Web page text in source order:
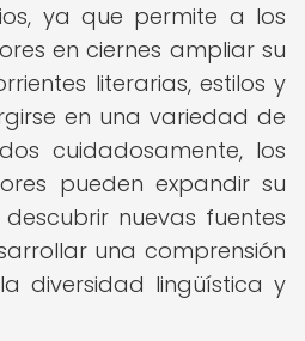
ya que permite a los
en ciernes ampliar su
literarias, estilos y
en una variedad de
cuidadosamente, los
pueden expandir su
nuevas fuentes
una comprensión
diversidad lingüística y